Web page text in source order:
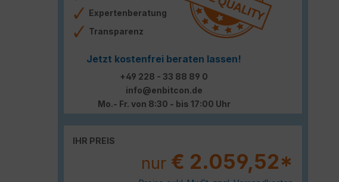
Expertenberatung
Transparenz
Jetzt kostenfrei beraten lassen!
+49 228 - 33 88 89 0
info@enbitcon.de
Mo.- Fr. von 8:30 - bis 17:00 Uhr
IHR PREIS
nur € 2.059,52*